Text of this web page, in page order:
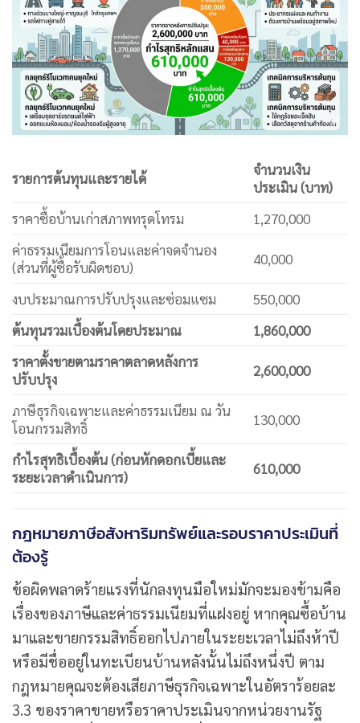
รายการต้นทุนและรายได้
จำนวนเงิน
ประเมิน (บาท)
ราคาซื้อบ้านเก่าสภาพทรุดโทรม
1,270,000
ค่าธรรมเนียมการโอนและค่าจดจำนอง
(ส่วนที่ผู้ซื้อรับผิดชอบ)
40,000
งบประมาณการปรับปรุงและซ่อมแซม
550,000
ต้นทุนรวมเบื้องต้นโดยประมาณ
1,860,000
ราคาตั้งขายตามราคาตลาดหลังการ
ปรับปรุง
2,600,000
ภาษีธุรกิจเฉพาะและค่าธรรมเนียม ณ วัน
โอนกรรมสิทธิ์
130,000
กำไรสุทธิเบื้องต้น (ก่อนหักดอกเบี้ยและ
ระยะเวลาดำเนินการ)
610,000
กฎหมายภาษีอสังหาริมทรัพย์และรอบราคาประเมินที่
ต้องรู้
ข้อผิดพลาดร้ายแรงที่นักลงทุนมือใหม่มักจะมองข้ามคือ
เรื่องของภาษีและค่าธรรมเนียมที่แฝงอยู่ หากคุณซื้อบ้าน
มาและขายกรรมสิทธิ์ออกไปภายในระยะเวลาไม่ถึงห้าปี
หรือมีชื่ออยู่ในทะเบียนบ้านหลังนั้นไม่ถึงหนึ่งปี ตาม
กฎหมายคุณจะต้องเสียภาษีธุรกิจเฉพาะในอัตราร้อยละ
3.3 ของราคาขายหรือราคาประเมินจากหน่วยงานรัฐ